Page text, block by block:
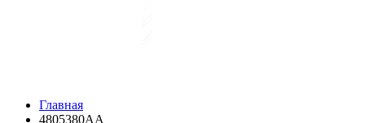
Главная
4805380AA